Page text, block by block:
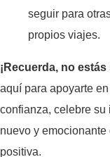
seguir para
propios viajes.
¡Recuerda, no estás
aquí para apoyarte
confianza, celebre
nuevo y
positiva.